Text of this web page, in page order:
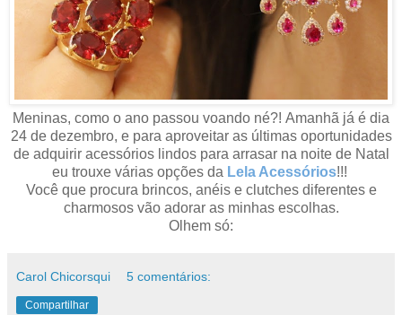
Meninas, como o ano passou voando né?! Amanhã já é dia
24 de dezembro, e para aproveitar as últimas oportunidades
de adquirir acessórios lindos para arrasar na noite de Natal
eu trouxe várias opções da Lela Acessórios!!!
Você que procura brincos, anéis e clutches diferentes e
charmosos vão adorar as minhas escolhas.
Olhem só:
Carol Chicorsqui 5 comentários:
Compartilhar